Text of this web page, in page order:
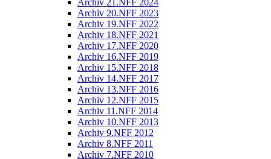
Archiv 20.NFF 2023
Archiv 19.NFF 2022
Archiv 18.NFF 2021
Archiv 17.NFF 2020
Archiv 16.NFF 2019
Archiv 15.NFF 2018
Archiv 14.NFF 2017
Archiv 13.NFF 2016
Archiv 12.NFF 2015
Archiv 11.NFF 2014
Archiv 10.NFF 2013
Archiv 9.NFF 2012
Archiv 8.NFF 2011
Archiv 7.NFF 2010